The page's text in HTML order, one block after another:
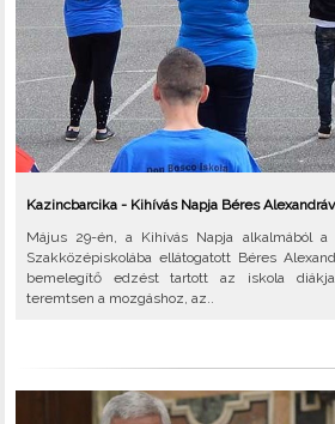
Kazincbarcika - Kihívás Napja Béres
Május 29-én, a Kihívás Napja alkalmából a
Szakközépiskolába ellátogatott Béres
bemelegítő edzést tartott az iskola
teremtsen a mozgáshoz, az..